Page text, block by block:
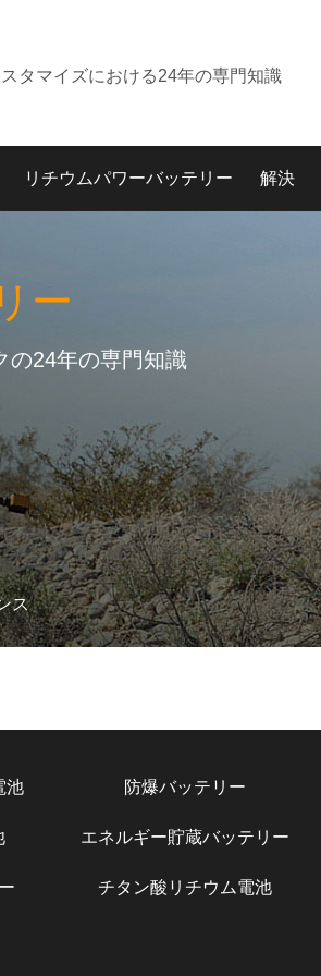
タマイズにおける24年の専門知識
リチウムパワーバッテリー 解決
ー
の24年の専門知識
ス
池 防爆バッテリー
エネルギー貯蔵バッテリー
チタン酸リチウム電池